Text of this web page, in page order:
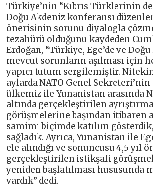
Türkiye’nin “Kıbrıs Türklerinin
Doğu Akdeniz konferansı
önerisinin sorunu diyalogla
tezahürü olduğunu kaydeden
Erdoğan, “Türkiye, Ege’de ve Doğu
mevcut sorunların aşılması için
yapıcı tutum sergilemiştir.
aylarda NATO Genel
ülkemiz ile Yunanistan arasında
altında gerçekleştirilen ayrıştırma
görüşmelerine başından itibaren
samimi biçimde katılım
sağladık. Ayrıca, Yunanistan ile
ele alındığı ve sonuncusu 4,5 yıl
gerçekleştirilen istikşafi
yeniden başlatılması hususunda
vardık” dedi.